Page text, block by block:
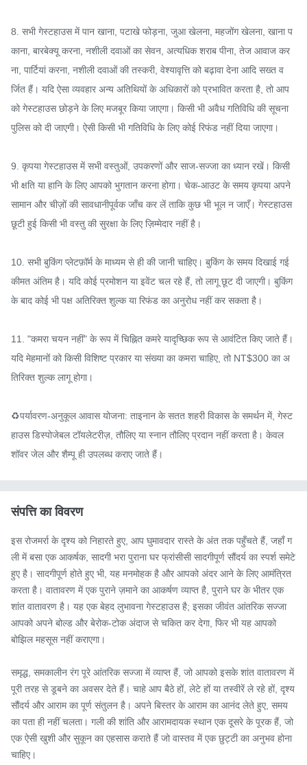
8. सभी गेस्टहाउस में पान खाना, पटाखे फोड़ना, जुआ खेलना, महजोंग खेलना, खाना प
काना, बारबेक्यू करना, नशीली दवाओं का सेवन, अत्यधिक शराब पीना, तेज आवाज कर
ना, पार्टियां करना, नशीली दवाओं की तस्करी, वेश्यावृत्ति को बढ़ावा देना आदि सख्त व
र्जित हैं। यदि ऐसा व्यवहार अन्य अतिथियों के अधिकारों को प्रभावित करता है, तो आप
को गेस्टहाउस छोड़ने के लिए मजबूर किया जाएगा। किसी भी अवैध गतिविधि की सूचना
पुलिस को दी जाएगी। ऐसी किसी भी गतिविधि के लिए कोई रिफंड नहीं दिया जाएगा।
9. कृपया गेस्टहाउस में सभी वस्तुओं, उपकरणों और साज-सज्जा का ध्यान रखें। किसी
भी क्षति या हानि के लिए आपको भुगतान करना होगा। चेक-आउट के समय कृपया अपने
सामान और चीज़ों की सावधानीपूर्वक जाँच कर लें ताकि कुछ भी भूल न जाएँ। गेस्टहाउस
छूटी हुई किसी भी वस्तु की सुरक्षा के लिए ज़िम्मेदार नहीं है।
10. सभी बुकिंग प्लेटफ़ॉर्म के माध्यम से ही की जानी चाहिए। बुकिंग के समय दिखाई गई
कीमत अंतिम है। यदि कोई प्रमोशन या इवेंट चल रहे हैं, तो लागू छूट दी जाएगी। बुकिंग
के बाद कोई भी पक्ष अतिरिक्त शुल्क या रिफंड का अनुरोध नहीं कर सकता है।
11. "कमरा चयन नहीं" के रूप में चिह्नित कमरे यादृच्छिक रूप से आवंटित किए जाते हैं।
यदि मेहमानों को किसी विशिष्ट प्रकार या संख्या का कमरा चाहिए, तो NT$300 का अ
तिरिक्त शुल्क लागू होगा।
♻️पर्यावरण-अनुकूल आवास योजना: ताइनान के सतत शहरी विकास के समर्थन में, गेस्ट
हाउस डिस्पोजेबल टॉयलेटरीज़, तौलिए या स्नान तौलिए प्रदान नहीं करता है। केवल
शॉवर जेल और शैम्पू ही उपलब्ध कराए जाते हैं।
संपत्ति का विवरण
इस रोजमर्रा के दृश्य को निहारते हुए, आप घुमावदार रास्ते के अंत तक पहुँचते हैं, जहाँ ग
ली में बसा एक आकर्षक, सादगी भरा पुराना घर फ्रांसीसी सादगीपूर्ण सौंदर्य का स्पर्श समेटे
हुए है। सादगीपूर्ण होते हुए भी, यह मनमोहक है और आपको अंदर आने के लिए आमंत्रित
करता है। वातावरण में एक पुराने ज़माने का आकर्षण व्याप्त है, पुराने घर के भीतर एक
शांत वातावरण है। यह एक बेहद लुभावना गेस्टहाउस है; इसका जीवंत आंतरिक सज्जा
आपको अपने बोल्ड और बेरोक-टोक अंदाज से चकित कर देगा, फिर भी यह आपको
बोझिल महसूस नहीं कराएगा।
समृद्ध, समकालीन रंग पूरे आंतरिक सज्जा में व्याप्त हैं, जो आपको इसके शांत वातावरण में
पूरी तरह से डूबने का अवसर देते हैं। चाहे आप बैठे हों, लेटे हों या तस्वीरें ले रहे हों, दृश्य
सौंदर्य और आराम का पूर्ण संतुलन है। अपने बिस्तर के आराम का आनंद लेते हुए, समय
का पता ही नहीं चलता। गली की शांति और आरामदायक स्थान एक दूसरे के पूरक हैं, जो
एक ऐसी खुशी और सुकून का एहसास कराते हैं जो वास्तव में एक छुट्टी का अनुभव होना
चाहिए।